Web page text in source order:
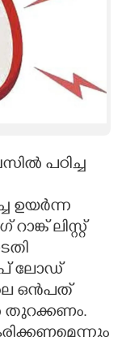
പഠിച്ച
ഉയർന്ന
ലിസ്റ്റ്
ലോഡ്
ഒൻപത്
തുറക്കണം.